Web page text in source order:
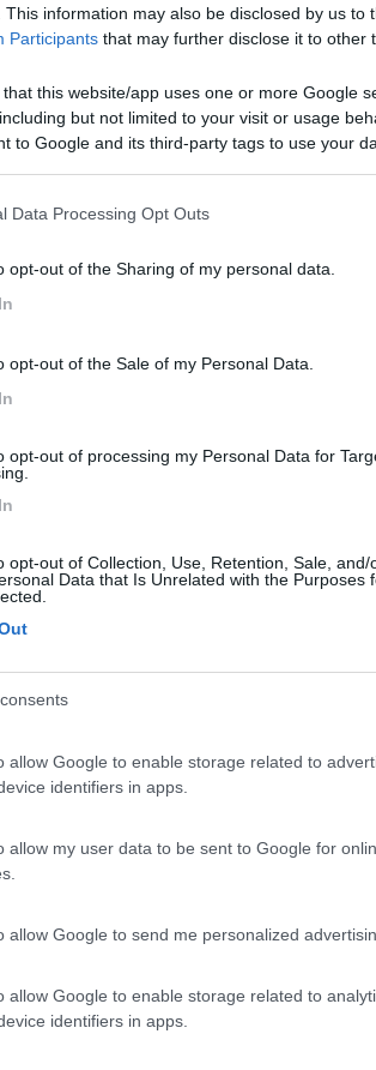
This information may also be disclosed by us to
Participants that may further disclose it to other
that this website/app uses one or more Google
but not limited to your visit or usage
to Google and its third-party tags to use your
Data Processing Opt Outs
opt-out of the Sharing of my personal data.
opt-out of the Sale of my Personal Data.
opt-out of processing my Personal Data for
opt-out of Collection, Use, Retention, Sale, and/
Data that Is Unrelated with the Purposes
allow Google to enable storage related to
identifiers in apps.
allow my user data to be sent to Google for
allow Google to send me personalized
allow Google to enable storage related to
identifiers in apps.
video: v... Un po' per ignoranza, un po' per
...
quando serve con olii di buona
la scia di olio al loro passaggio, peccato
sono più sofisticate e, a causa di piccole
maggiore di rotture, ma non dipende
no,
a motore bello caldo, non si deve
dopo magari una salita impegnativa o
su ogni manuale di qualunque
prima di spegnerlo, soprattutto dopo uno
spegnerlo subito.